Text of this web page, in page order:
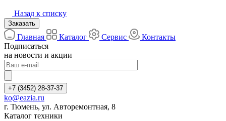
Назад к списку
Заказать
Главная Каталог Сервис
Контакты
Подписаться
на новости и акции
+7 (3452) 28-37-37
ko@eazia.ru
г. Тюмень, ул. Авторемонтная, 8
Каталог техники